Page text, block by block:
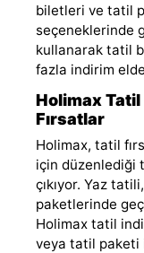
biletleri ve tatil
seçeneklerinde
kullanarak tatil
fazla indirim
Holimax
Fırsatlar
Holimax, tatil
için düzenlediği
çıkıyor. Yaz
paketlerinde
Holimax tatil
veya tatil paketi